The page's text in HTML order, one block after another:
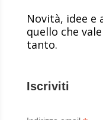
Novità, idee
quello che
tanto.
Iscriviti